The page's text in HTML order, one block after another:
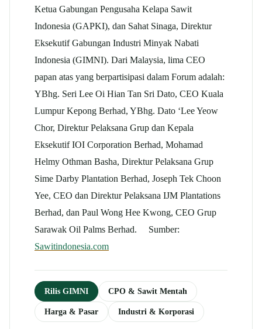
Ketua Gabungan Pengusaha Kelapa Sawit
Indonesia (GAPKI), dan Sahat Sinaga, Direktur
Eksekutif Gabungan Industri Minyak Nabati
Indonesia (GIMNI). Dari Malaysia, lima CEO
papan atas yang berpartisipasi dalam Forum adalah:
YBhg. Seri Lee Oi Hian Tan Sri Dato, CEO Kuala
Lumpur Kepong Berhad, YBhg. Dato ‘Lee Yeow
Chor, Direktur Pelaksana Grup dan Kepala
Eksekutif IOI Corporation Berhad, Mohamad
Helmy Othman Basha, Direktur Pelaksana Grup
Sime Darby Plantation Berhad, Joseph Tek Choon
Yee, CEO dan Direktur Pelaksana IJM Plantations
Berhad, dan Paul Wong Hee Kwong, CEO Grup
Sarawak Oil Palms Berhad. Sumber:
Sawitindonesia.com
Rilis GIMNI CPO & Sawit Mentah
Harga & Pasar Industri & Korporasi